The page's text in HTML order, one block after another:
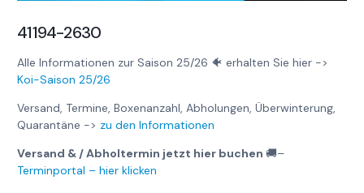
41194-2630
Alle Informationen zur Saison 25/26 🐠 erhalten Sie hier ->
Koi-Saison 25/26
Versand, Termine, Boxenanzahl, Abholungen, Überwinterung,
Quarantäne -> zu den Informationen
Versand & / Abholtermin jetzt hier buchen 🚚–
Terminportal – hier klicken